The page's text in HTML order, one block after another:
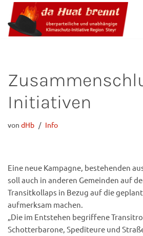
Zum
Inhalt
Initiativen
von dHb Info
Eine neue Kampagne, bestehenden
soll auch in anderen Gemeinden auf
Transitkollaps in Bezug auf die
aufmerksam machen.
„Die im Entstehen begriffene
Schotterbarone, Spediteure und